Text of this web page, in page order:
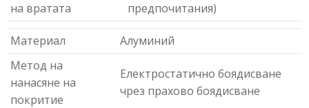
на вратата
предпочитания)
Материал
Алуминий
Метод на
нанасяне на
покритие
Електростатично боядисване
чрез прахово боядисване